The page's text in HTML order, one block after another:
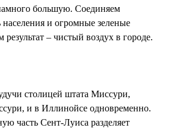
большую. Соединяем
населения и огромные зеленые
результат – чистый воздух в городе.
столицей штата Миссури,
и в Иллинойсе одновременно.
часть Сент-Луиса разделяет